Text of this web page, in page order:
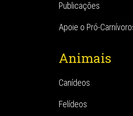
Publicações
Apoie o Pró-
Animais
Canídeos
Felídeos